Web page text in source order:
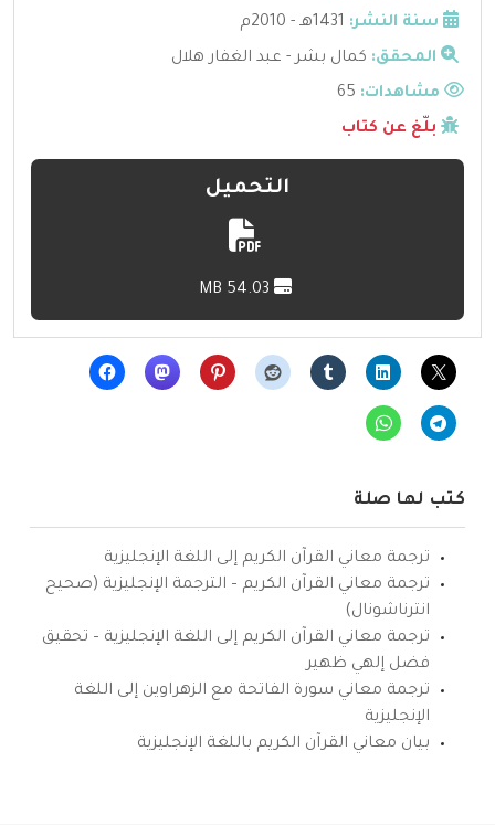
سنة النشر: 1431هـ - 2010م
المحقق: كمال بشر - عبد الغفار هلال
مشاهدات:
بلّغ عن كتاب
التحميل
كتب لها صلة
ترجمة معاني القرآن الكريم إلى اللغة الإنجليزية
ترجمة معاني القرآن الكريم – الترجمة الإنجليزية (صحيح
انترناشونال)
ترجمة معاني القرآن الكريم إلى اللغة الإنجليزية – تحقيق
فضل إلهي ظهير
ترجمة معاني سورة الفاتحة مع الزهراوين إلى اللغة
الإنجليزية
بيان معاني القرآن الكريم باللغة الإنجليزية